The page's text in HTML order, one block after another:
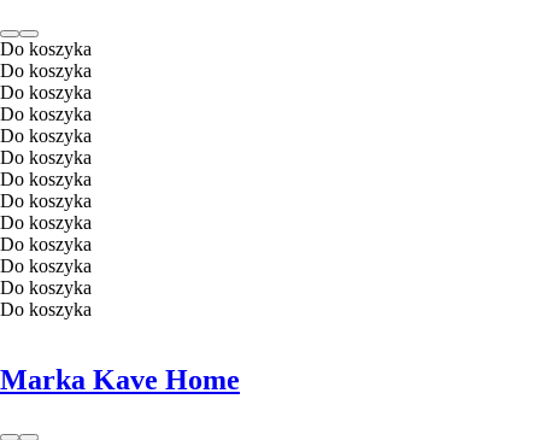
Do koszyka
Do koszyka
Do koszyka
Do koszyka
Do koszyka
Do koszyka
Do koszyka
Do koszyka
Do koszyka
Do koszyka
Do koszyka
Do koszyka
Do koszyka
Marka Kave Home